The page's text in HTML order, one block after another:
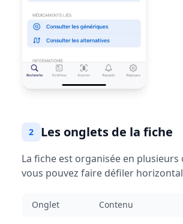
2 Les onglets de la fiche
La fiche est organisée en
vous pouvez faire défiler
Onglet Contenu